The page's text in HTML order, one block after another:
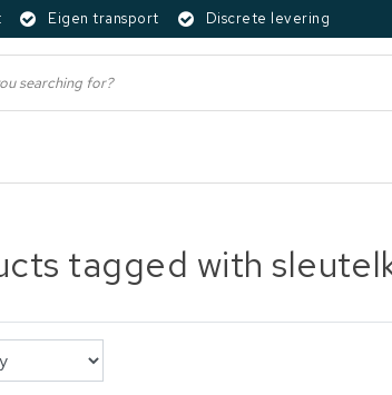
Eigen transport Discrete levering
tagged with